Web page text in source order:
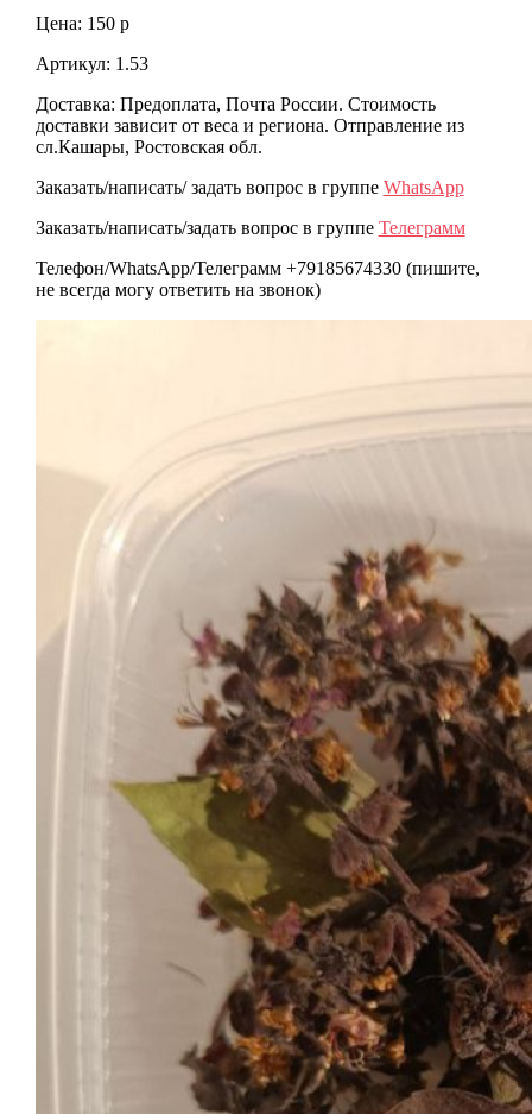
Цена: 150 р
Артикул: 1.53
Доставка: Предоплата, Почта России. Стоимость
доставки зависит от веса и региона. Отправление из
сл.Кашары, Ростовская обл.
Заказать/написать/ задать вопрос в группе WhatsApp
Заказать/написать/задать вопрос в группе Телеграмм
Телефон/WhatsApp/Телеграмм +79185674330 (пишите,
не всегда могу ответить на звонок)